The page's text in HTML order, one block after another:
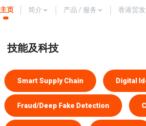
主页 简介 产品 / 服务 香港贸
技能及科技
Smart Supply Chain Digital
Fraud/Deep Fake Detection